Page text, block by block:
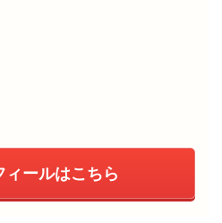
ィールはこちら